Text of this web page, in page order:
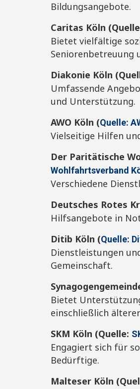
Bildungsangebote.
Caritas Köln
Bietet vielfältige
Seniorenbetreuung
Diakonie Köln
Umfassende
und Unterstützung.
AWO Köln (Quelle:
Vielseitige Hilfen
Der Paritätische
Wohlfahrtsverband
Verschiedene
Deutsches Rotes
Hilfsangebote in
Ditib Köln (Quelle:
Dienstleistungen
Gemeinschaft.
Bietet
einschließlich
SKM Köln (Quelle:
Engagiert sich für
Bedürftige.
Malteser Köln